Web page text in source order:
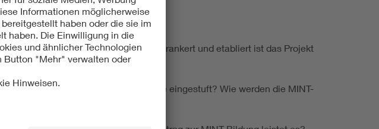
Engagement der Lehrkraft? Wie verankert und etabliert ist das Projekt
zukünftiger MINT-Fachkräfte eingestuft? Wie werden die MINT-